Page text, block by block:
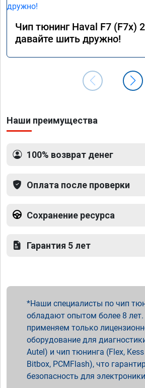
Чип тюнинг Haval F7 (F7x)
давайте шить дружно!
Наши преимущества
100% возврат денег
Оплата после проверки
Сохранение ресурса
Гарантия 5 лет
Наши специалисты по чип
обладают опытом более 8
применяем только
оборудование для
Autel) и чип тюнинга (Flex,
Bitbox, PCMFlash), что
безопасность для